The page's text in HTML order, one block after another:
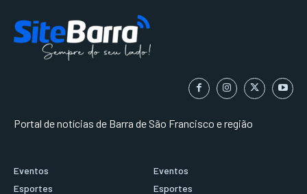
Portal de notícias de Barra de São Francisco e região
Eventos
Esportes
Eventos
Esportes